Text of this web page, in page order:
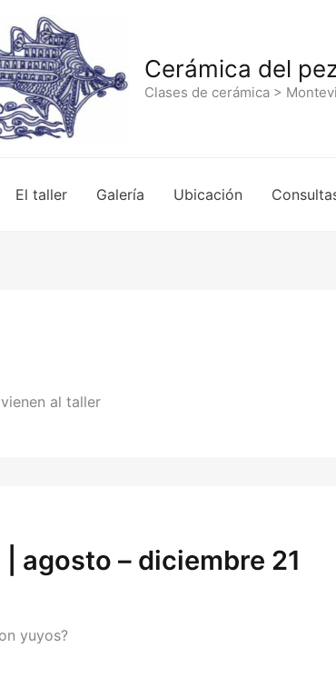
Cerámica del
Clases de cerámica >
El taller Galería Ubicación
al taller
agosto – diciembre 21
yuyos?